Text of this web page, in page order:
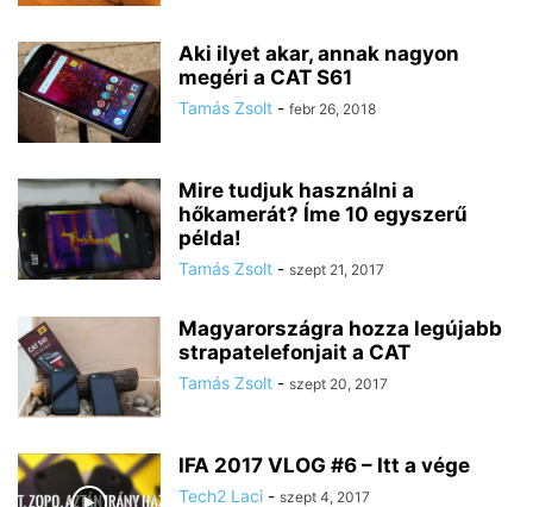
Aki ilyet akar, annak nagyon
megéri a CAT S61
Tamás Zsolt - febr 26, 2018
Mire tudjuk használni a
hőkamerát? Íme 10 egyszerű
példa!
Tamás Zsolt - szept 21, 2017
Magyarországra hozza legújabb
strapatelefonjait a CAT
Tamás Zsolt - szept 20, 2017
IFA 2017 VLOG #6 – Itt a vége
Tech2 Laci - szept 4, 2017